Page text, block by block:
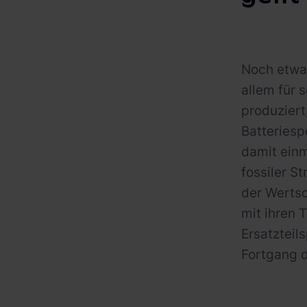
Noch
allem für
damit
fossiler
der
mit ihren
Fortgang